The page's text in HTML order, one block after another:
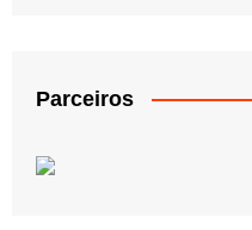
Parceiros